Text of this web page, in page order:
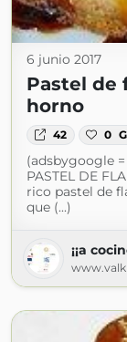
6 junio 2017
Pastel de
horno
42 0
(adsbygoogle
PASTEL DE
rico pastel de
que (...)
¡¡a